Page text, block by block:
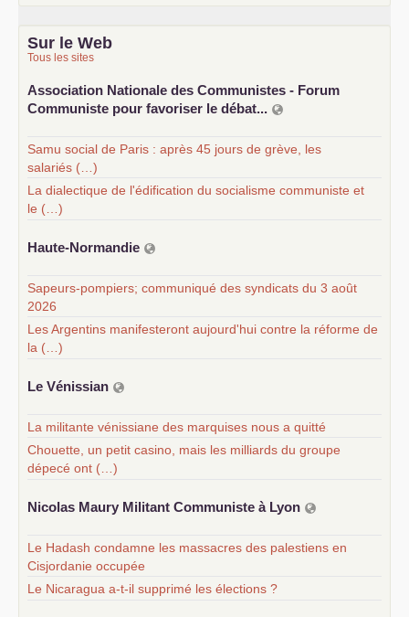
Sur le Web
Tous les sites
Association Nationale des Communistes - Forum
Communiste pour favoriser le débat...
Samu social de Paris : après 45 jours de grève, les
salariés (…)
La dialectique de l'édification du socialisme communiste et
le (…)
Haute-Normandie
Sapeurs-pompiers; communiqué des syndicats du 3 août
2026
Les Argentins manifesteront aujourd'hui contre la réforme de
la (…)
Le Vénissian
La militante vénissiane des marquises nous a quitté
Chouette, un petit casino, mais les milliards du groupe
dépecé ont (…)
Nicolas Maury Militant Communiste à Lyon
Le Hadash condamne les massacres des palestiens en
Cisjordanie occupée
Le Nicaragua a-t-il supprimé les élections ?